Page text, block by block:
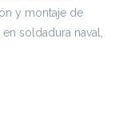
y montaje de
soldadura naval,